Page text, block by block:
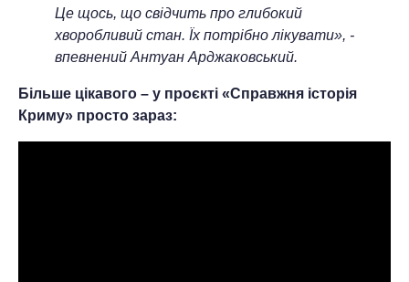
Це щось, що свідчить про глибокий
хворобливий стан. Їх потрібно лікувати», -
впевнений Антуан Арджаковський.
Більше цікавого – у проєкті «Справжня історія
Криму» просто зараз: